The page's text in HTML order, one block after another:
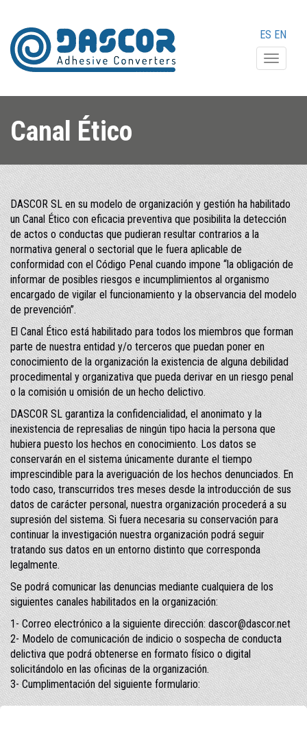
ES EN
Canal Ético
DASCOR SL en su modelo de organización y gestión ha habilitado
un Canal Ético con eficacia preventiva que posibilita la detección
de actos o conductas que pudieran resultar contrarios a la
normativa general o sectorial que le fuera aplicable de
conformidad con el Código Penal cuando impone “la obligación de
informar de posibles riesgos e incumplimientos al organismo
encargado de vigilar el funcionamiento y la observancia del modelo
de prevención”.
El Canal Ético está habilitado para todos los miembros que forman
parte de nuestra entidad y/o terceros que puedan poner en
conocimiento de la organización la existencia de alguna debilidad
procedimental y organizativa que pueda derivar en un riesgo penal
o la comisión u omisión de un hecho delictivo.
DASCOR SL garantiza la confidencialidad, el anonimato y la
inexistencia de represalias de ningún tipo hacia la persona que
hubiera puesto los hechos en conocimiento. Los datos se
conservarán en el sistema únicamente durante el tiempo
imprescindible para la averiguación de los hechos denunciados. En
todo caso, transcurridos tres meses desde la introducción de sus
datos de carácter personal, nuestra organización procederá a su
supresión del sistema. Si fuera necesaria su conservación para
continuar la investigación nuestra organización podrá seguir
tratando sus datos en un entorno distinto que corresponda
legalmente.
Se podrá comunicar las denuncias mediante cualquiera de los
siguientes canales habilitados en la organización:
1- Correo electrónico a la siguiente dirección: dascor@dascor.net
2- Modelo de comunicación de indicio o sospecha de conducta
delictiva que podrá obtenerse en formato físico o digital
solicitándolo en las oficinas de la organización.
3- Cumplimentación del siguiente formulario: